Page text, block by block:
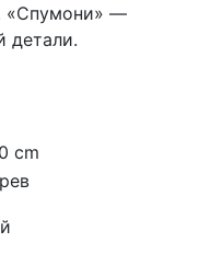
«Спумони» —
детали.
cm